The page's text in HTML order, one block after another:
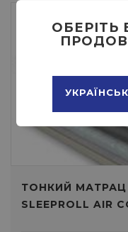
ТОНКИЙ
SLEEPROLL AIR